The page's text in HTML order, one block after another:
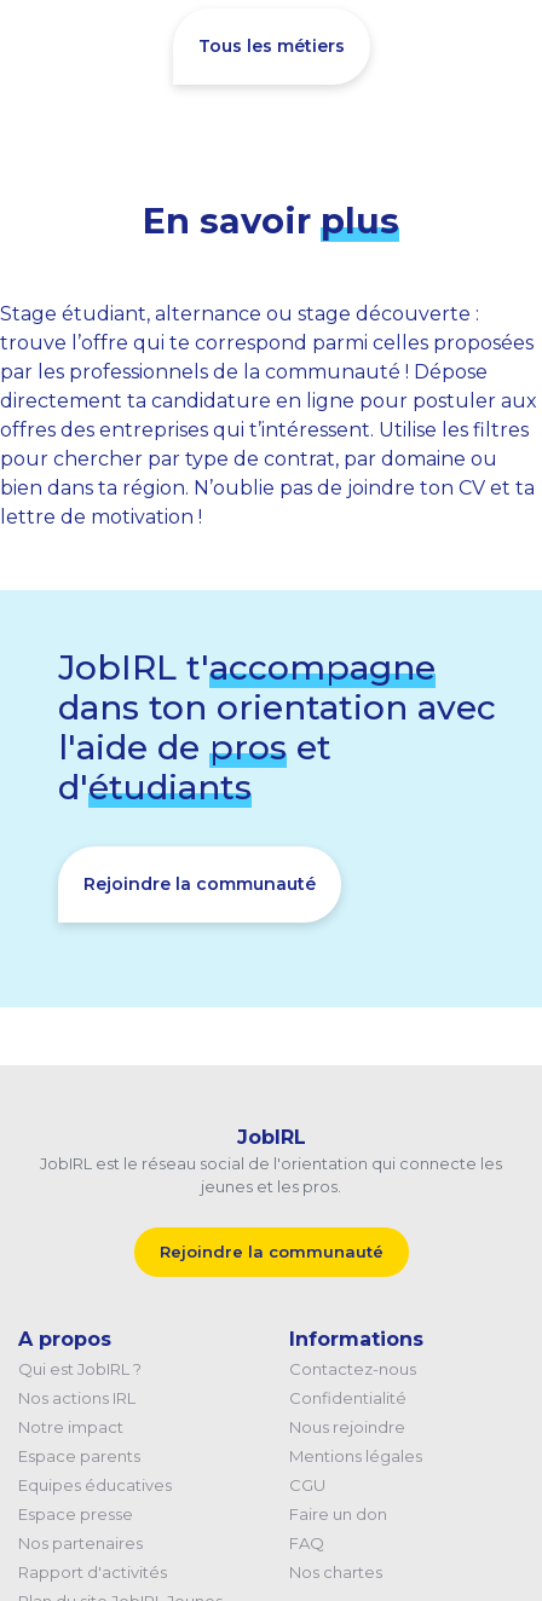
Tous les métiers
En savoir plus
Stage étudiant, alternance ou stage découverte :
trouve l’offre qui te correspond parmi celles proposées
par les professionnels de la communauté ! Dépose
directement ta candidature en ligne pour postuler aux
offres des entreprises qui t’intéressent. Utilise les filtres
pour chercher par type de contrat, par domaine ou
bien dans ta région. N’oublie pas de joindre ton CV et ta
lettre de motivation !
JobIRL t'accompagne
dans ton orientation avec
l'aide de pros et
d'étudiants
Rejoindre la communauté
JobIRL
JobIRL est le réseau social de l'orientation qui connecte les
jeunes et les pros.
Rejoindre la communauté
A propos
Qui est JobIRL ?
Nos actions IRL
Notre impact
Espace parents
Equipes éducatives
Espace presse
Nos partenaires
Rapport d'activités
Informations
Contactez-nous
Confidentialité
Nous rejoindre
Mentions légales
CGU
Faire un don
FAQ
Nos chartes